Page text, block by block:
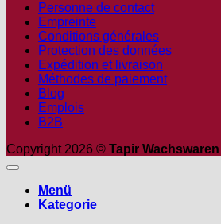
Personne de contact
Empreinte
Conditions générales
Protection des données
Expédition et livraison
Méthodes de paiement
Blog
Emplois
B2B
Copyright 2026 © Tapir Wachswaren
Menü
Kategorie